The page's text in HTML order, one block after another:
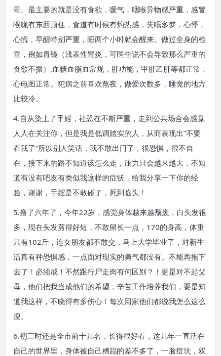
晕。最主要的就是没有食欲，嗳气，咽喉异物感严重，感冒
喉咙有东西顶住，食道有时候有灼热感，失眠多梦，心悸，
心慌，早醒特别严重，睡两个小时就会醒来。做过全身的检
查，例如胃镜（浅表性胃炎，可医生说不会导致那么严重的
食欲不振）,血糖血脂血常规，肝功能，甲肝乙肝等都正常，
心电图正常。犯病之前喜欢熬夜，做爱次数多，睡觉的地方
比较冷。
4.自从染上了手婬，社恐在不断严重，走到公共场合会感觉
人人在关注你，但是我是低调踏实的人，从而表现出”不要
看我了”所以别人笑话，我不敢出门了，很恐惧，很不自
在，接下来的路不知道该怎么走，压力只会越来越大，不知
道有没有吧友有类似我这样的症状，给我分享一下你的经
验，谢谢，手婬是不敢碰了，死到临头！
5.撸了六年了，今年22岁，感觉身体越来越颓废，白头发很
多，现在头发剪得好短，不敢留长一点，170的身高，体重
只有102斤，连女朋友都不敢交，马上大学毕业了，对新生
活真有种恐惧感，一点面对现实的勇气都没有。不能再拖下
去了！必须戒！不然跟行尸走肉有何区别？！更是对不起父
母，他们把我当成他们的希望，辛苦工作培养我们，要是知
道我这样，不晓得有多伤心！每次回家他们都说我怎么这么
瘦。
6.初三时还是全市前十几名，长得很好看，这几年一直活在
自己的世界里，身体被自己糟蹋的差不多了，一脸痘坑，双